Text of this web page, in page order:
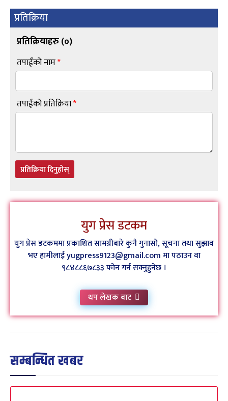
प्रतिक्रिया
प्रतिक्रियाहरु (०)
तपाईंको नाम*
तपाईंको प्रतिक्रिया*
प्रतिक्रिया दिनुहोस्
युग प्रेस डटकम
युग प्रेस डटकममा प्रकाशित सामग्रीबारे कुनै गुनासो, सूचना तथा सुझाव
भए हामीलाई yugpress9123@gmail.com मा पठाउन वा
९८४८८६७८३३ फोन गर्न सक्नुहुनेछ ।
थप लेखक बाट
सम्बन्धित खबर